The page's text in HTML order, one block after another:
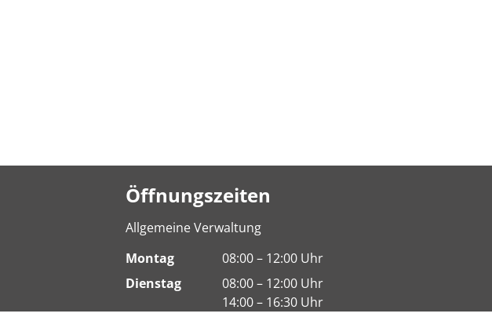
Öffnungszeiten
Allgemeine Verwaltung
Montag
08:00 – 12:00 Uhr
Dienstag
08:00 – 12:00 Uhr
14:00 – 16:30 Uhr